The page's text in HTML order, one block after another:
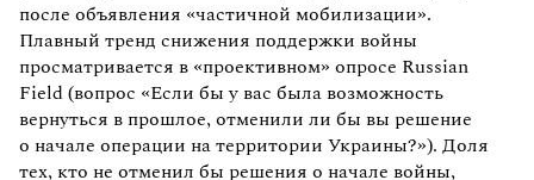
после объявления «частичной мобилизации».
Плавный тренд снижения поддержки войны
просматривается в «проективном» опросе Russian
Field (вопрос «Если бы у вас была возможность
вернуться в прошлое, отменили ли бы вы решение
о начале операции на территории Украины?»). Доля
тех, кто не отменил бы решения о начале войны,